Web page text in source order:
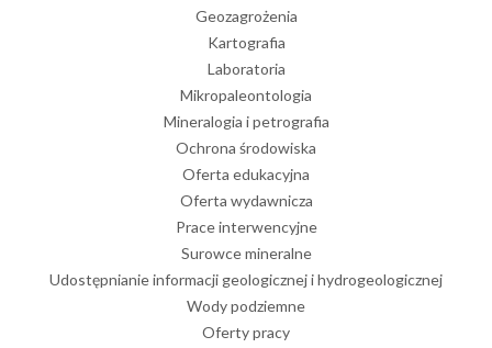
Geozagrożenia
Kartografia
Laboratoria
Mikropaleontologia
Mineralogia i petrografia
Ochrona środowiska
Oferta edukacyjna
Oferta wydawnicza
Prace interwencyjne
Surowce mineralne
Udostępnianie informacji geologicznej i hydrogeologicznej
Wody podziemne
Oferty pracy